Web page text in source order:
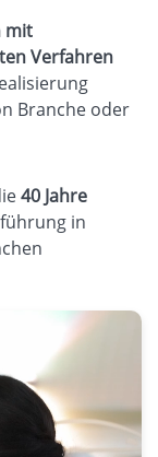
mit
Verfahren
Branche oder
40 Jahre
in